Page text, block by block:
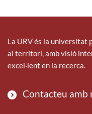
La URV és la universitat
al territori, amb visió
excel·lent en la recerca.
Contacteu amb